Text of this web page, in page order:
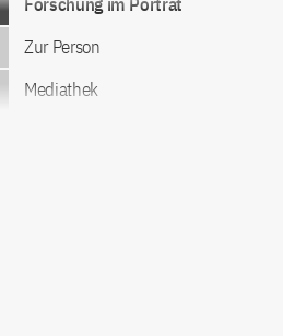
Zur Person
Mediathek